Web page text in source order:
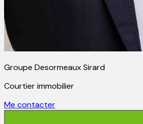
Groupe Desormeaux Sirard
Courtier immobilier
Me contacter